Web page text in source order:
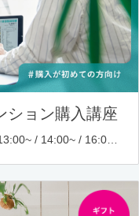
ション購入講座